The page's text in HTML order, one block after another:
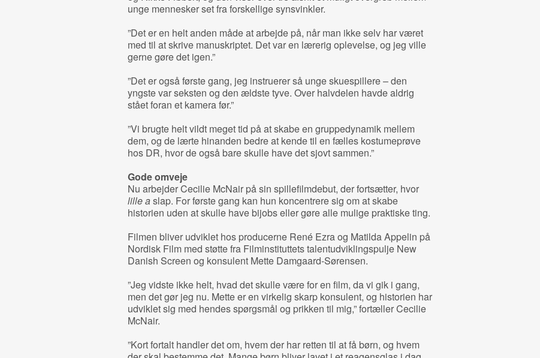
unge mennesker set fra forskellige synsvinkler.
”Det er en helt anden måde at arbejde på, når man ikke selv har været
med til at skrive manuskriptet. Det var en lærerig oplevelse, og jeg ville
gerne gøre det igen.”
”Det er også første gang, jeg instruerer så unge skuespillere – den
yngste var seksten og den ældste tyve. Over halvdelen havde aldrig
stået foran et kamera før.”
”Vi brugte helt vildt meget tid på at skabe en gruppedynamik mellem
dem, og de lærte hinanden bedre at kende til en fælles kostumeprøve
hos DR, hvor de også bare skulle have det sjovt sammen.”
Gode omveje
Nu arbejder Cecilie McNair på sin spillefilmdebut, der fortsætter, hvor
lille aslap. For første gang kan hun koncentrere sig om at skabe
historien uden at skulle have bijobs eller gøre alle mulige praktiske ting.
Filmen bliver udviklet hos producerne René Ezra og Matilda Appelin på
Nordisk Film med støtte fra Filminstituttets talentudviklingspulje New
Danish Screen og konsulent Mette Damgaard-Sørensen.
”Jeg vidste ikke helt, hvad det skulle være for en film, da vi gik i gang,
men det gør jeg nu. Mette er en virkelig skarp konsulent, og historien har
udviklet sig med hendes spørgsmål og prikken til mig,” fortæller Cecilie
McNair.
”Kort fortalt handler det om, hvem der har retten til at få børn, og hvem